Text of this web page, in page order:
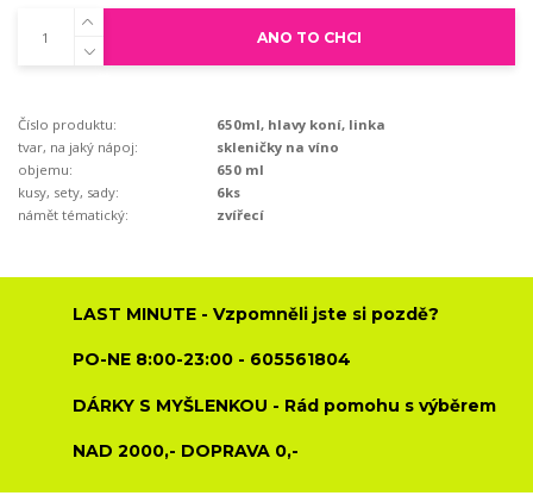
ANO TO CHCI
Číslo produktu:
650ml, hlavy koní, linka
tvar, na jaký nápoj:
skleničky na víno
objemu:
650 ml
kusy, sety, sady:
6ks
námět tématický:
zvířecí
LAST MINUTE - Vzpomněli jste si pozdě?
PO-NE 8:00-23:00 - 605561804
DÁRKY S MYŠLENKOU - Rád pomohu s výběrem
NAD 2000,- DOPRAVA 0,-